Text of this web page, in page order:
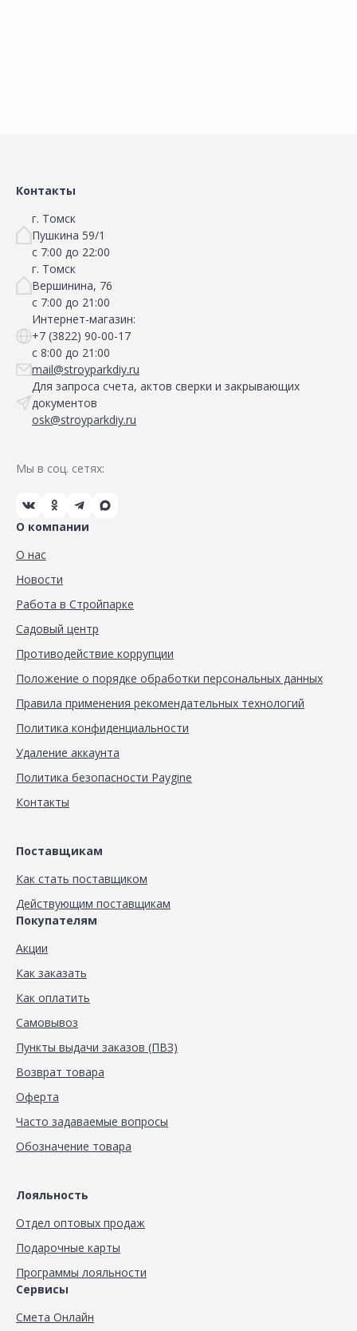
Контакты
г. Томск
Пушкина 59/1
с 7:00 до 22:00
г. Томск
Вершинина, 76
с 7:00 до 21:00
Интернет-магазин:
+7 (3822) 90-00-17
с 8:00 до 21:00
mail@stroyparkdiy.ru
Для запроса счета, актов сверки и закрывающих
документов
osk@stroyparkdiy.ru
Мы в соц. сетях:
О компании
О нас
Новости
Работа в Стройпарке
Садовый центр
Противодействие коррупции
Положение о порядке обработки персональных данных
Правила применения рекомендательных технологий
Политика конфиденциальности
Удаление аккаунта
Политика безопасности Paygine
Контакты
Поставщикам
Как стать поставщиком
Действующим поставщикам
Покупателям
Акции
Как заказать
Как оплатить
Самовывоз
Пункты выдачи заказов (ПВЗ)
Возврат товара
Оферта
Часто задаваемые вопросы
Обозначение товара
Лояльность
Отдел оптовых продаж
Подарочные карты
Программы лояльности
Сервисы
Смета Онлайн